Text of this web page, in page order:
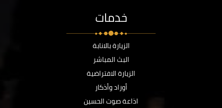
خدمات
الزيارة بالانابة
البث المباشر
الزيارة الافتراضية
أوراد وأذكار
اذاعة صوت الحسين